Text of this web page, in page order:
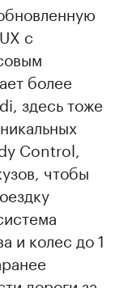
с
более
здесь тоже
Control,
чтобы
и колес до 1